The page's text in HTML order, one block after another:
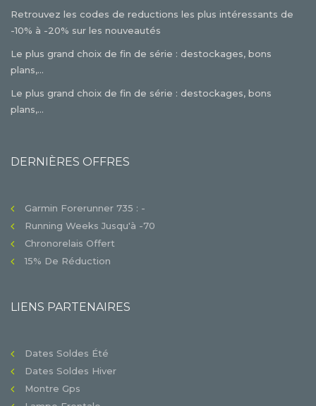
Retrouvez les codes de reductions les plus intéressants de
-10% à -20% sur les nouveautés
Le plus grand choix de fin de série : destockages, bons
plans,...
Le plus grand choix de fin de série : destockages, bons
plans,...
DERNIÈRES OFFRES
Garmin Forerunner 735 : -
Running Weeks Jusqu'à -70
Chronorelais Offert
15% De Réduction
LIENS PARTENAIRES
Dates Soldes Été
Dates Soldes Hiver
Montre Gps